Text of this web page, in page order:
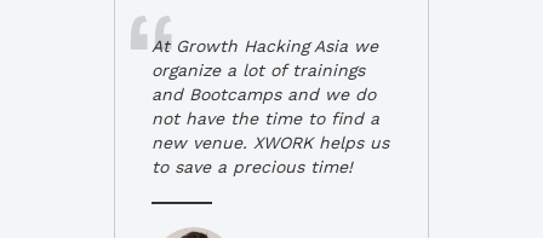
At Growth Hacking Asia we
organize a lot of trainings
and Bootcamps and we do
not have the time to find a
new venue. XWORK helps us
to save a precious time!